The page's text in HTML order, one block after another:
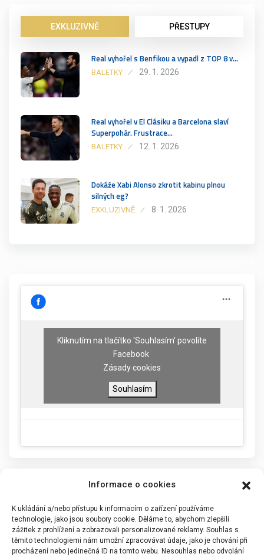
Informace o cookies
K ukládání a/nebo přístupu k informacím o zařízení používáme
technologie, jako jsou soubory cookie. Děláme to, abychom zlepšili
zážitek z prohlížení a zobrazovali personalizované reklamy. Souhlas s
těmito technologiemi nám umožní zpracovávat údaje, jako je chování při
procházení nebo jedinečná ID na tomto webu. Nesouhlas nebo odvolání
EXKLUZIVNĚ PŘESTUPY
Real vyhořel s Benfikou a vypadl z TOP 8 v…
BALETKY 29. 1. 2026
Real vyhořel v El Clásiku a Barcelona slaví
Superpohár. Frustrace…
BALETKY 12. 1. 2026
Dokáže Xabi Alonso zkrotit kabinu plnou
silných eg?
EXKLUZIVNĚ 8. 1. 2026
Kliknutím na tlačítko 'Souhlasím' povolíte
Facebook
Zásady cookies
Souhlasím